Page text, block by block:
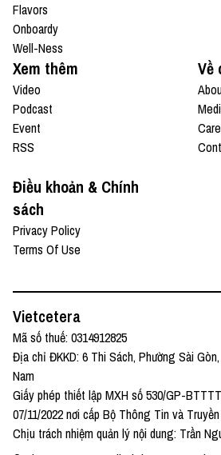
Flavors
Onboardy
Well-Ness
Xem thêm
Video
Podcast
Event
RSS
Về
Điều khoản & Chính
sách
Privacy Policy
Terms Of Use
Vietcetera
Mã số thuế: 0314912825
Địa chỉ ĐKKD: 6 Thi Sách, Phường Sài
Nam
Giấy phép thiết lập MXH số 530/GP-
07/11/2022 nơi cấp Bộ Thông Tin và
Chịu trách nhiệm quản lý nội dung: Trần